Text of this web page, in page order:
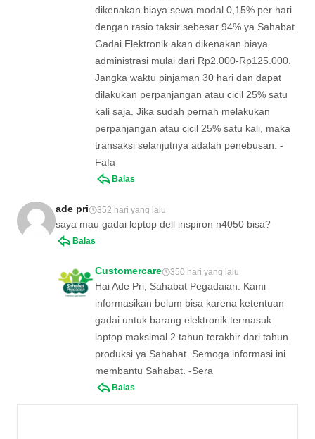
dikenakan biaya sewa modal 0,15% per hari
dengan rasio taksir sebesar 94% ya Sahabat.
Gadai Elektronik akan dikenakan biaya
administrasi mulai dari Rp2.000-Rp125.000.
Jangka waktu pinjaman 30 hari dan dapat
dilakukan perpanjangan atau cicil 25% satu
kali saja. Jika sudah pernah melakukan
perpanjangan atau cicil 25% satu kali, maka
transaksi selanjutnya adalah penebusan. -
Fafa
Balas
ade pri 352 hari yang lalu
saya mau gadai leptop dell inspiron n4050 bisa?
Balas
Customercare 350 hari yang lalu
Hai Ade Pri, Sahabat Pegadaian. Kami
informasikan belum bisa karena ketentuan
gadai untuk barang elektronik termasuk
laptop maksimal 2 tahun terakhir dari tahun
produksi ya Sahabat. Semoga informasi ini
membantu Sahabat. -Sera
Balas